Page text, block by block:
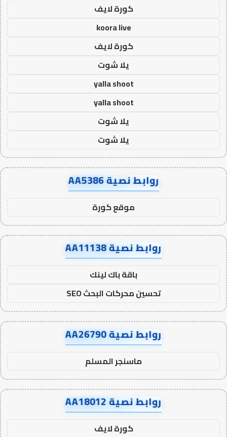
كورة لايف
koora live
كورة لايف
يلا شوت
yalla shoot
yalla shoot
يلا شوت
يلا شوت
روابط نصية AA5386
موقع كورة
روابط نصية AA11138
باقة باك لينك
تحسين محركات البحث SEO
روابط نصية AA26790
ماسنجر المسلم
روابط نصية AA18012
كورة لايف